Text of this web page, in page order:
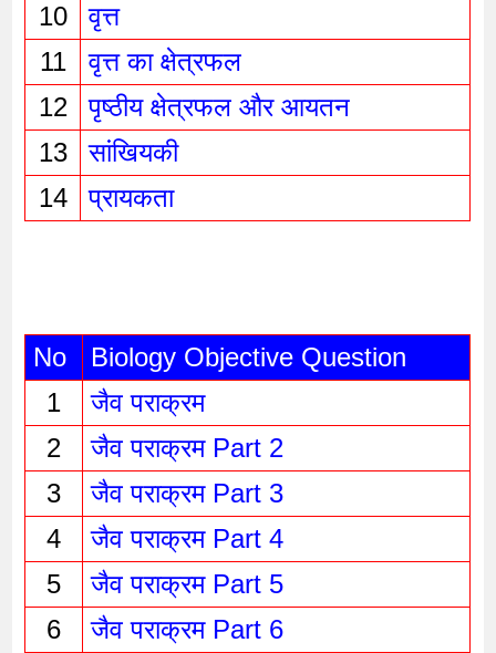
10
वृत्त
11
वृत्त का क्षेत्रफल
12
पृष्ठीय क्षेत्रफल और आयतन
13
सांखियकी
14
प्रायकता
No
Biology Objective Question
1
जैव पराक्रम
2
जैव पराक्रम Part 2
3
जैव पराक्रम Part 3
4
जैव पराक्रम Part 4
5
जैव पराक्रम Part 5
6
जैव पराक्रम Part 6